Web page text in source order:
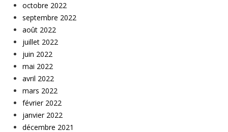
octobre 2022
septembre 2022
août 2022
juillet 2022
juin 2022
mai 2022
avril 2022
mars 2022
février 2022
janvier 2022
décembre 2021